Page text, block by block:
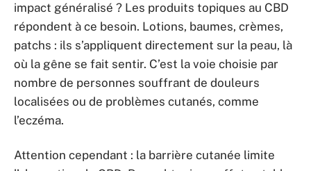
impact généralisé ? Les produits topiques au CBD
répondent à ce besoin. Lotions, baumes, crèmes,
patchs : ils s’appliquent directement sur la peau, là
où la gêne se fait sentir. C’est la voie choisie par
nombre de personnes souffrant de douleurs
localisées ou de problèmes cutanés, comme
l’eczéma.
Attention cependant : la barrière cutanée limite